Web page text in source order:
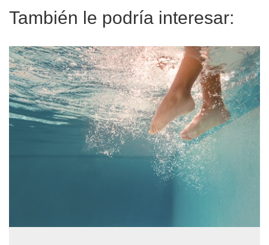
También le podría interesar: